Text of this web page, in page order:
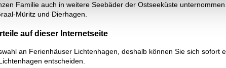
Familie auch in weitere Seebäder der Ostseeküste
Müritz und Dierhagen.
auf dieser Internetseite
an Ferienhäuser Lichtenhagen, deshalb können Sie sich
entscheiden.